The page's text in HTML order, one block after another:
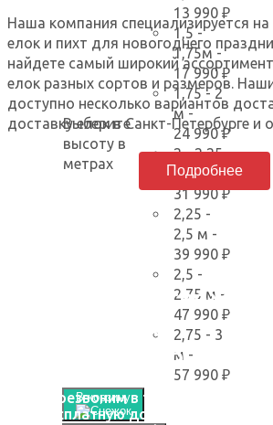
Выберите
высоту в
метрах
13 990 ₽
1,5 -
1,75м -
17 990 ₽
1,75 - 2
м -
24 990 ₽
2 - 2,25
м -
31 990 ₽
2,25 -
2,5 м -
39 990 ₽
2,5 -
2,75 м -
47 990 ₽
2,75 - 3
м -
57 990 ₽
В корзину
Наша компания специализируется
елок и пихт для новогоднего
найдете самый широкий
елок разных сортов и размеров.
доступно несколько вариантов
доставку елок в Санкт-Петербурге и
Подробнее
Закажите свежую,
пушистую
елку с удобной
Перезвоним в течении 90 сек.
бесплатную доставку